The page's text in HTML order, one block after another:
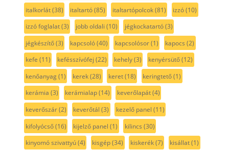
italkorlát(38) italtartó(85) italtartópolcok(81) izzó(10)
izzó foglalat(3) jobb oldali (10) jégkockatartó(3)
jégkészítő(3) kapcsoló(40) kapcsolósor(1) kapocs (2)
kefe (11) kefésszívófej (22) kehely(3) kenyérsütő(12)
kenőanyag(1) kerek(28) keret(18) keringtető(1)
kerámia (3) kerámialap(14) keverőlapát(4)
keverőszár(2) keverőtál (3) kezelő panel (11)
kifolyócső(16) kijelző panel (1) kilincs (30)
kinyomó szivattyú(4) kisgép(34) kiskerék(7) kisállat(1)